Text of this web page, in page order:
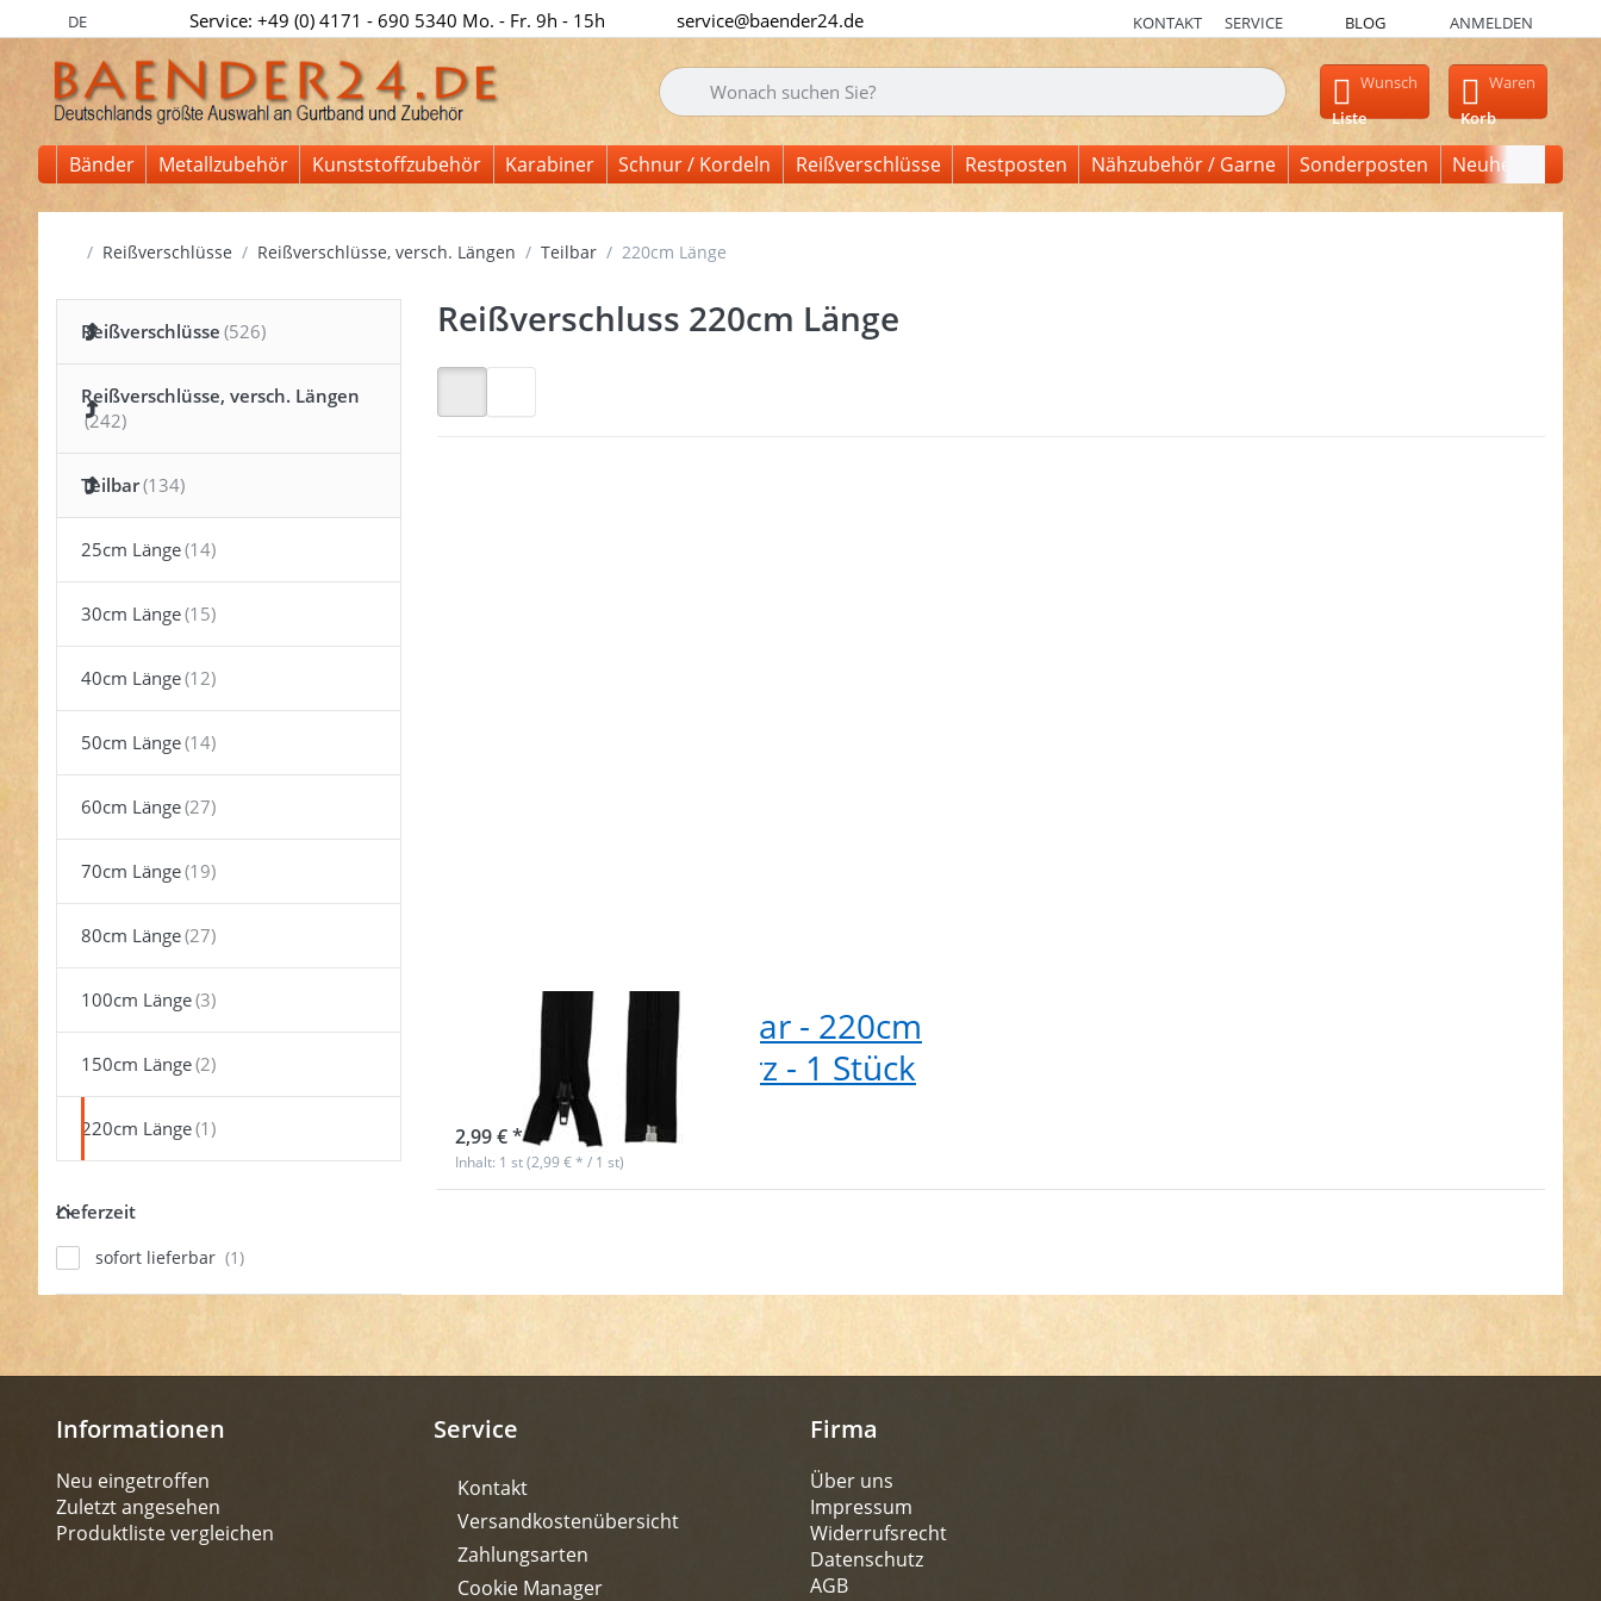
DE Service: +49 (0) 4171 - 690 5340 Mo. - Fr. 9h - 15h service@baender24.de KONTAKT SERVICE BLOG ANMELDEN
Geben Sie einen Suchbegriff ein. Während Sie tippen, erscheinen automatisch erste Ergebnisse. Drücken Sie die
Wunsch
Liste
Waren
Korb
Bänder Metallzubehör Kunststoffzubehör Karabiner Schnur / Kordeln Reißverschlüsse Restposten Nähzubehör / Garne Sonderposten Neuheiten
Startseite
Reißverschlüsse Reißverschlüsse, versch. Längen Teilbar 220cm Länge
Reißverschlüsse
Reißverschlüsse, versch. Längen
Teilbar
25cm Länge
30cm Länge
40cm Länge
50cm Länge
60cm Länge
70cm Länge
80cm Länge
100cm Länge
150cm Länge
220cm Länge
Lieferzeit
Lieferzeit
sofort lieferbar
Reißverschluss 220cm Länge
Reißverschluss teilbar - 220cm
lang - Farbe: schwarz - 1 Stück
sofort lieferbar
2,99 € *
Inhalt: 1 st (2,99 € * / 1 st)
Informationen
Neu eingetroffen
Zuletzt angesehen
Produktliste vergleichen
Service
Kontakt
Versandkostenübersicht
Zahlungsarten
Cookie Manager
Firma
Über uns
Impressum
Widerrufsrecht
Datenschutz
AGB